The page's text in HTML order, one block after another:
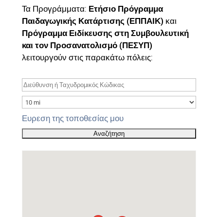
Τα Προγράμματα: Ετήσιο Πρόγραμμα
Παιδαγωγικής Κατάρτισης (ΕΠΠΑΙΚ) και
Πρόγραμμα Ειδίκευσης στη Συμβουλευτική
και τον Προσανατολισμό (ΠΕΣΥΠ)
λειτουργούν στις παρακάτω πόλεις:
Ευρεση της τοποθεσίας μου